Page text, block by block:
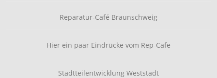
Reparatur-Café Braunschweig
Hier ein paar Eindrücke vom Rep-Cafe
Stadtteilentwicklung Weststadt